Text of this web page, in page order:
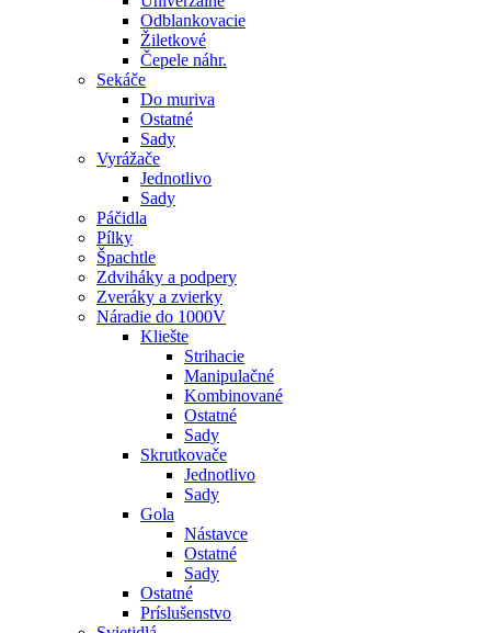
Odblankovacie
Žiletkové
Čepele náhr.
Sekáče
Do muriva
Ostatné
Sady
Vyrážače
Jednotlivo
Sady
Páčidla
Pílky
Špachtle
Zdviháky a podpery
Zveráky a zvierky
Náradie do 1000V
Kliešte
Strihacie
Manipulačné
Kombinované
Ostatné
Sady
Skrutkovače
Jednotlivo
Sady
Gola
Nástavce
Ostatné
Sady
Ostatné
Príslušenstvo